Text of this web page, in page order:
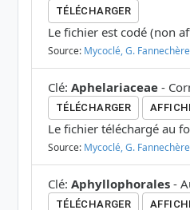
TÉLÉCHARGER
Le fichier est codé (non
Source: Mycoclé, G. Fannechère
Clé: Aphelariaceae -
TÉLÉCHARGER
Le fichier téléchargé au
Source: Mycoclé, G. Fannechère
Clé: Aphyllophorales -
TÉLÉCHARGER